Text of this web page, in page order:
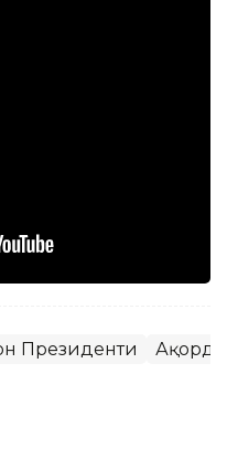
Президенти Ақорда